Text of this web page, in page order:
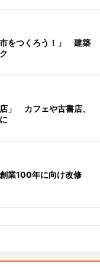
をつくろう！」 建築
」 カフェや古書店、
業100年に向け改修